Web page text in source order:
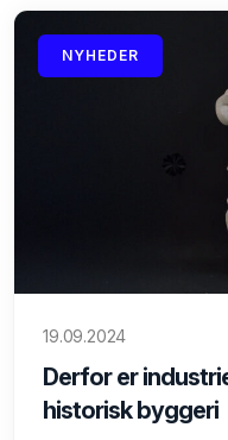
NYHEDER
19.09.2024
Derfor er
historisk byggeri